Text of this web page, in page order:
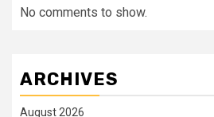
No comments to show.
ARCHIVES
August 2026